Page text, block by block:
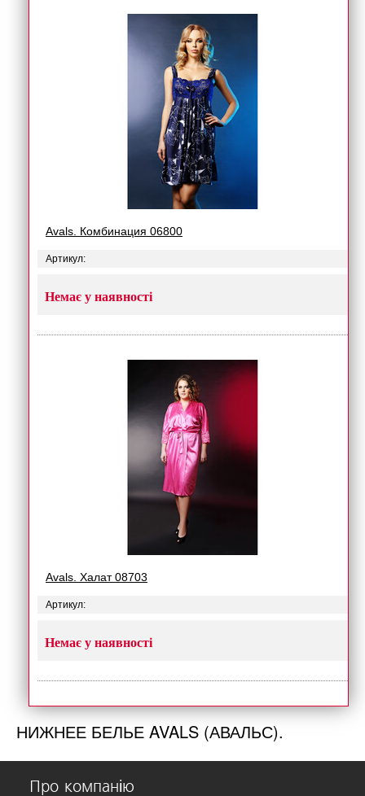
Avals. Комбинация 06800
Артикул:
Немає у наявності
Avals. Халат 08703
Артикул:
Немає у наявності
НИЖНЕЕ БЕЛЬЕ AVALS (АВАЛЬС).
Про компанію